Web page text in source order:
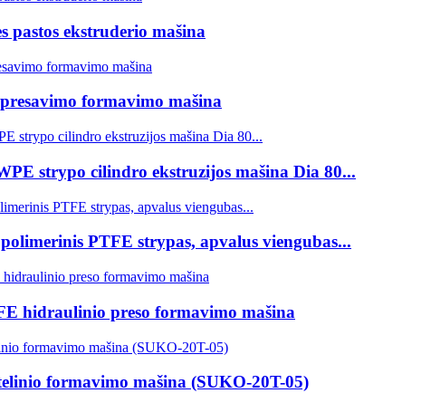
pastos ekstruderio mašina
formavimo mašina
strypo cilindro ekstruzijos mašina Dia 80...
PTFE strypas, apvalus viengubas...
hidraulinio preso formavimo mašina
formavimo mašina (SUKO-20T-05)